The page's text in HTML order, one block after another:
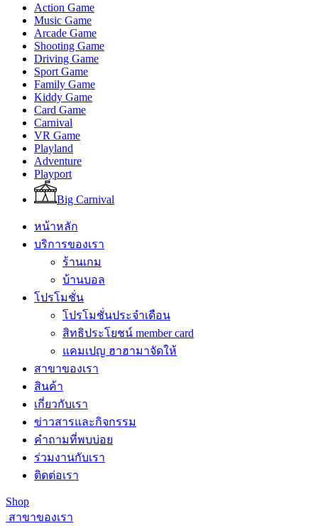
Action Game
Music Game
Arcade Game
Shooting Game
Driving Game
Sport Game
Family Game
Kiddy Game
Card Game
Carnival
VR Game
Playland
Adventure
Playport
Big Carnival
หน้าหลัก
บริการของเรา
ร้านเกม
บ้านบอล
โปรโมชั่น
โปรโมชั่นประจำเดือน
สิทธิประโยชน์ member card
แคมเปญ ฮาฮามาจัดให้
สาขาของเรา
สินค้า
เกี่ยวกับเรา
ข่าวสารและกิจกรรม
คำถามที่พบบ่อย
ร่วมงานกับเรา
ติดต่อเรา
Shop
สาขาของเรา